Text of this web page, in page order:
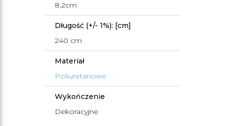
8,2cm
Długość (+/- 1%): [cm]
240 cm
Materiał
Poliuretanowe
Wykończenie
Dekoracyjne